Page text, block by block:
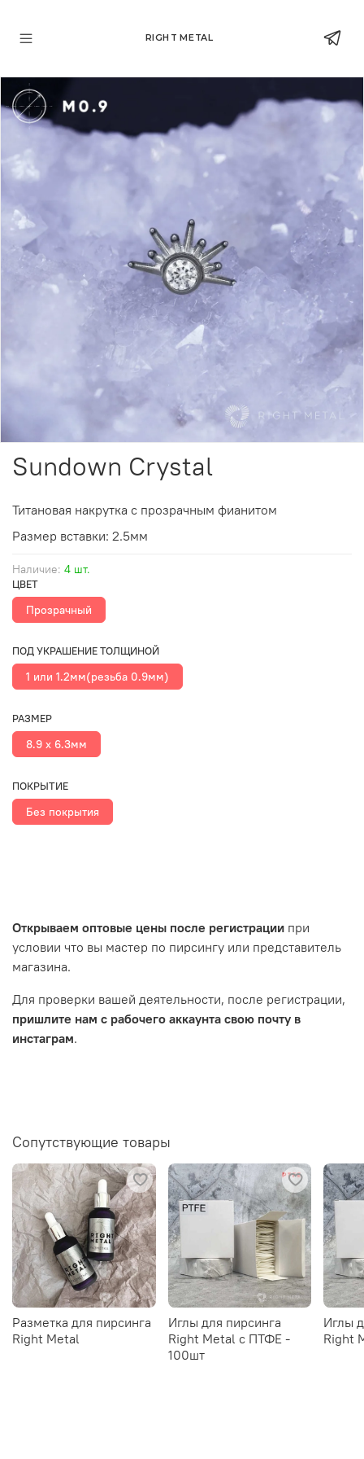
RIGHT METAL
Наличие: 4 шт.
Sundown Crystal
ЦВЕТ
Прозрачный
ПОД УКРАШЕНИЕ ТОЛЩИНОЙ
1 или 1.2мм(резьба 0.9мм)
РАЗМЕР
8.9 х 6.3мм
ПОКРЫТИЕ
Без покрытия
Титановая накрутка с прозрачным фианитом
Размер вставки: 2.5мм
Открываем оптовые цены после регистрации при
условии что вы мастер по пирсингу или представитель
магазина.
Для проверки вашей деятельности, после регистрации,
пришлите нам с рабочего аккаунта свою почту в
инстаграм.
Сопутствующие товары
Разметка для пирсинга
Right Metal
Иглы для пирсинга
Right Metal c ПТФЕ -
100шт
Иглы
Right